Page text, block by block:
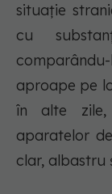
situație
cu
aproape pe
în alte
aparatelor
clar, albastru